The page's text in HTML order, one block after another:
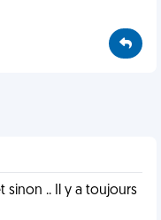
sinon .. Il y a toujours